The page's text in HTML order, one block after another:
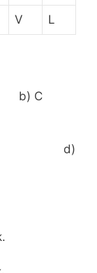
V L
b) C
d)